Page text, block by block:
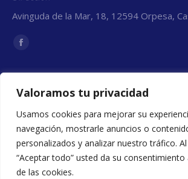
Valoramos tu privacidad
Usamos cookies para mejorar su
navegación, mostrarle anuncios o
personalizados y analizar nuestro tráfico.
“Aceptar todo” usted da su
de las cookies.
Avinguda de la Mar, 18, 12594 Orpesa,
Encuéntranos en:
Facebook
in
new
window
¿A que esperas? ¡Ven y
conócenos para
ponerte en forma!
Utilizamos cookies para asegurar que
experiencia al usuario en nuestra web. Si
este sitio asumiremos que estás de